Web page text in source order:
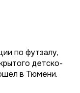
по футзалу,
детско-
в Тюмени.